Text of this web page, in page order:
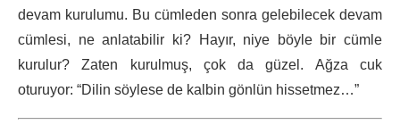
devam kurulumu. Bu cümleden sonra gelebilecek devam
cümlesi, ne anlatabilir ki? Hayır, niye böyle bir cümle
kurulur? Zaten kurulmuş, çok da güzel. Ağza cuk
oturuyor: “Dilin söylese de kalbin gönlün hissetmez…”